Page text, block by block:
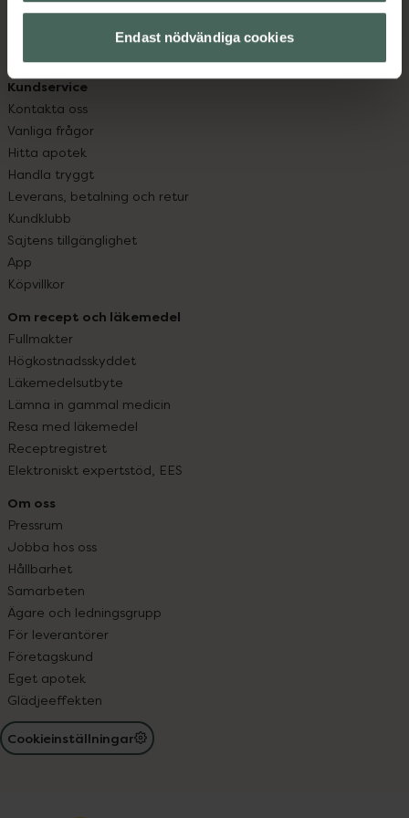
Endast nödvändiga cookies
hjälpa just dig att må lite bättre. Välkommen att prata
Kundservice
Kontakta oss
Vanliga frågor
Hitta apotek
Handla tryggt
Leverans, betalning och retur
Kundklubb
Sajtens tillgänglighet
App
Köpvillkor
Om recept och läkemedel
Fullmakter
Högkostnadsskyddet
Läkemedelsutbyte
Lämna in gammal medicin
Resa med läkemedel
Receptregistret
Elektroniskt expertstöd, EES
Om oss
Pressrum
Jobba hos oss
Hållbarhet
Samarbeten
Ägare och ledningsgrupp
För leverantörer
Företagskund
Eget apotek
Glädjeeffekten
Cookieinställningar